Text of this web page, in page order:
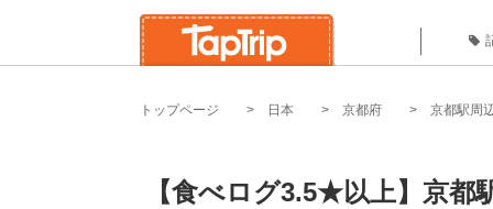
トップページ 日本 京都府 京都駅周
【食べログ3.5★以上】京都